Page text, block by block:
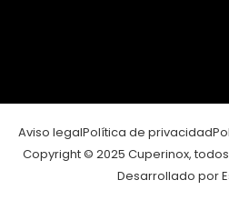
Aviso legalPolítica de privacidad
Copyright © 2025 Cuperinox,
Desarrollado por